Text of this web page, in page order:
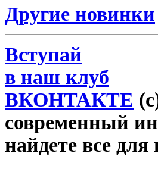
Другие новинки
Вступай
в наш клуб
ВКОНТАКТЕ
современный
найдете все